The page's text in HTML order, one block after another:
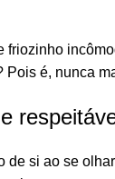
friozinho
Pois é, nunca
de si ao se